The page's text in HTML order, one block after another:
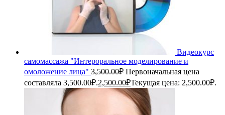
Видеокурс
самомассажа "Интероральное моделирование и
омоложение лица" 3,500.00₽ Первоначальная цена
составляла 3,500.00₽.2,500.00₽Текущая цена: 2,500.00₽.